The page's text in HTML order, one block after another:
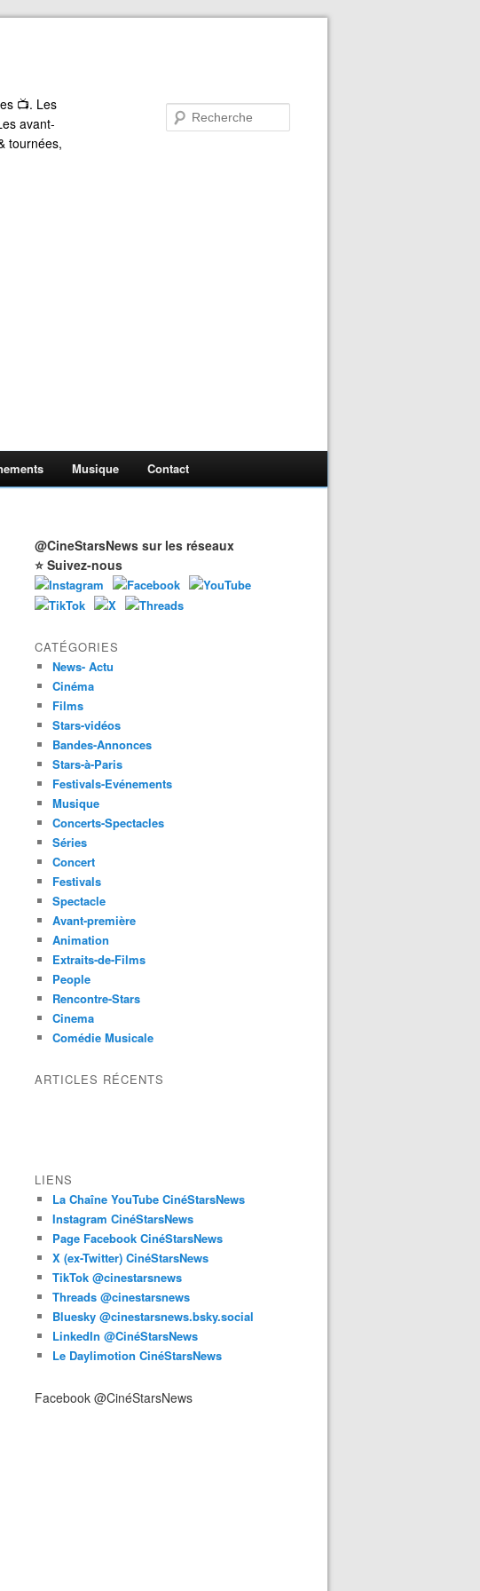
📺. Les
avant-
tournées,
Musique Contact
@CineStarsNews sur les réseaux
⭐ Suivez-nous
CATÉGORIES
News- Actu
Cinéma
Films
Stars-vidéos
Bandes-Annonces
Stars-à-Paris
Festivals-Evénements
Musique
Concerts-Spectacles
Séries
Concert
Festivals
Spectacle
Avant-première
Animation
Extraits-de-Films
People
Rencontre-Stars
Cinema
Comédie Musicale
ARTICLES RÉCENTS
LIENS
La Chaîne YouTube CinéStarsNews
Instagram CinéStarsNews
Page Facebook CinéStarsNews
X (ex-Twitter) CinéStarsNews
TikTok @cinestarsnews
Threads @cinestarsnews
Bluesky @cinestarsnews.bsky.social‬
LinkedIn @CinéStarsNews
Le Daylimotion CinéStarsNews
Facebook @CinéStarsNews